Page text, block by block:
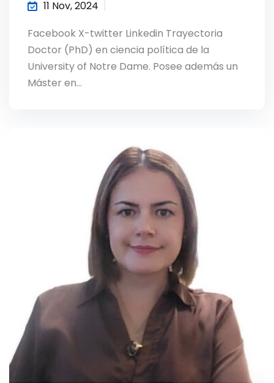
11 Nov, 2024
Facebook X-twitter Linkedin Trayectoria
Doctor (PhD) en ciencia política de la
University of Notre Dame. Posee además un
Máster en…